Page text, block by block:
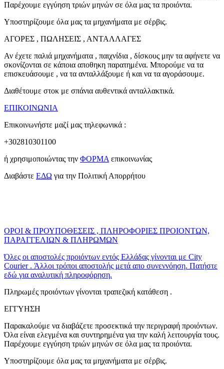
Παρέχουμε εγγύηση τριών μηνών σε όλα μας τα προιόντα.
Υποστηρίζουμε όλα μας τα μηχανήματα με σέρβις.
ΑΓΟΡΕΣ , ΠΩΛΗΣΕΙΣ , ΑΝΤΑΛΛΑΓΕΣ
Αν έχετε παλιά μηχανήματα , παιχνίδια , δίσκους μην τα αφήνετε να
σκονίζονται σε κάποια αποθηκη παρατημένα. Μπορούμε να τα
επισκευάσουμε , να τα ανταλλάξουμε ή και να τα αγοράσουμε.
Διαθέτουμε στοκ με σπάνια αυθεντικά ανταλλακτικά.
ΕΠΙΚΟΙΝΩΝΙΑ
Επικοινωνήστε μαζί μας τηλεφωνικά :
+302810301100
ή χρησιμοποιώντας την ΦΟΡΜΑ επικοινωνίας
Διαβάστε ΕΔΩ για την Πολιτική Απορρήτου
ΟΡΟΙ & ΠΡΟΥΠΟΘΕΣΕΙΣ , ΠΛΗΡΟΦΟΡΙΕΣ ΠΡΟΙΟΝΤΩΝ,
ΠΑΡΑΓΓΕΛΙΩΝ & ΠΛΗΡΩΜΩΝ
Όλες οι αποστολές προιόντων εντός Ελλάδας γίνονται με City
Courier . Άλλοι τρόποι αποστολής μετά απο συνεννόηση. Πατήστε
εδώ για αναλυτική πληροφόρηση.
Πληρωμές προιόντων γίνονται τραπεζική κατάθεση .
ΕΓΓΥΗΣΗ
Παρακαλούμε να διαβάζετε προσεκτικά την περιγραφή προιόντων.
Όλα είναι ελεγμένα και συντηρημένα για την καλή λειτουργία τους.
Παρέχουμε εγγύηση τριών μηνών σε όλα μας τα προιόντα.
Υποστηρίζουμε όλα μας τα μηχανήματα με σέρβις.